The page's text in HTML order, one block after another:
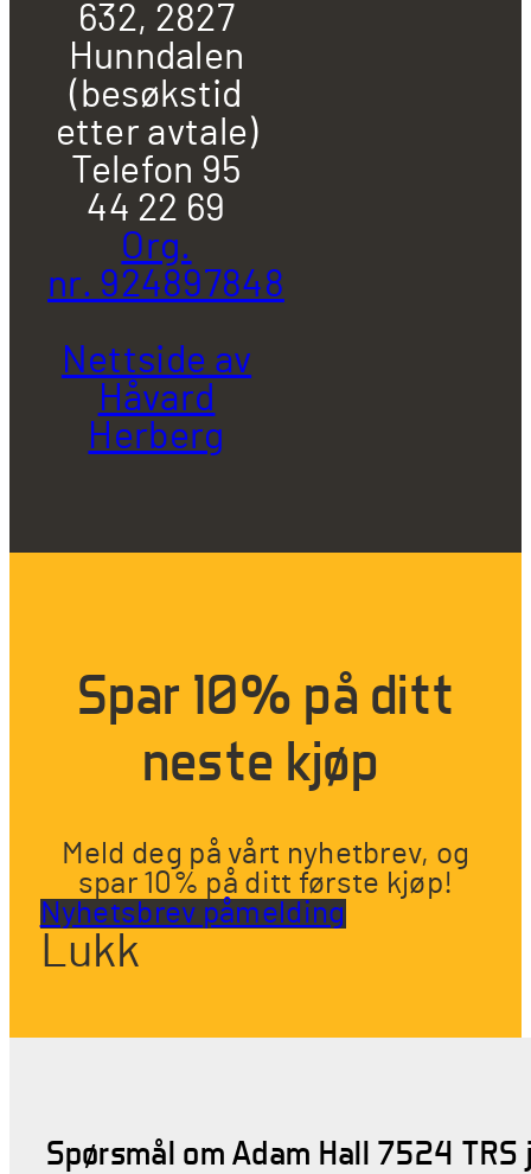
632, 2827
Hunndalen
(besøkstid
etter avtale)
Telefon 95
44 22 69
Org.
nr. 924897848
Nettside av
Håvard
Herberg
Spar 10% på ditt
neste kjøp
Meld deg på vårt nyhetbrev, og
spar 10% på ditt første kjøp!
Nyhetsbrev påmelding
Lukk
Spørsmål om Adam Hall 7524 TRS